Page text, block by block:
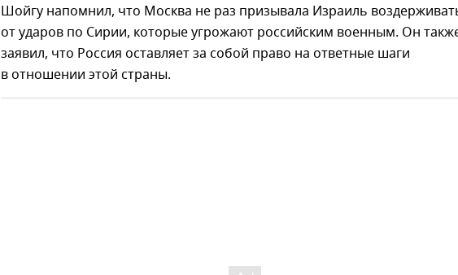
Шойгу напомнил, что Москва не раз призывала Израиль
от ударов по Сирии, которые угрожают российским военным. Он
заявил, что Россия оставляет за собой право на ответные шаги
в отношении этой страны.